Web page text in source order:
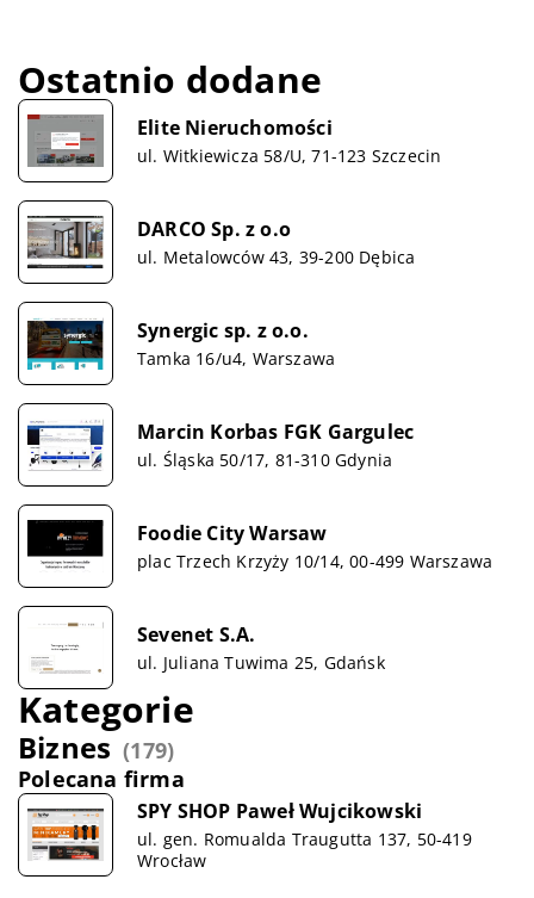
Ostatnio dodane
Elite Nieruchomości
ul. Witkiewicza 58/U, 71-123 Szczecin
DARCO Sp. z o.o
ul. Metalowców 43, 39-200 Dębica
Synergic sp. z o.o.
Tamka 16/u4, Warszawa
Marcin Korbas FGK Gargulec
ul. Śląska 50/17, 81-310 Gdynia
Foodie City Warsaw
plac Trzech Krzyży 10/14, 00-499 Warszawa
Sevenet S.A.
ul. Juliana Tuwima 25, Gdańsk
Kategorie
Biznes (179)
Polecana firma
SPY SHOP Paweł Wujcikowski
ul. gen. Romualda Traugutta 137, 50-419
Wrocław